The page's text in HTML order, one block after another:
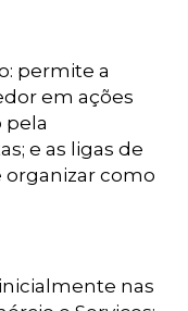
permite a
em ações
pela
e as ligas de
como
nas